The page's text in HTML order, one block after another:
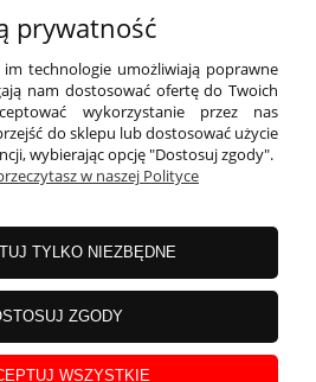
KONTO
I DOSTAWA
KOLEKCJE
Kojro
3A/1, 11-400Kętrzyn
prywatność
technologie umożliwiają poprawne
nam dostosować ofertę do Twoich
wykorzystanie przez nas
do sklepu lub dostosować użycie
wybierając opcję "Dostosuj zgody".
w naszej Polityce
TYLKO NIEZBĘDNE
ZGODY
WSZYSTKIE